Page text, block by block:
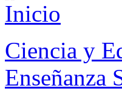
Ciencia y
Enseñanza